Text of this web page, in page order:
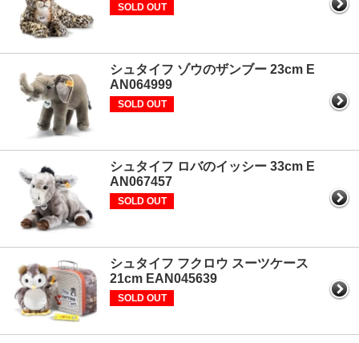
SOLD OUT
シュタイフ ゾウのザンブー 23cm E
AN064999
SOLD OUT
シュタイフ ロバのイッシー 33cm E
AN067457
SOLD OUT
シュタイフ フクロウ スーツケース
21cm EAN045639
SOLD OUT